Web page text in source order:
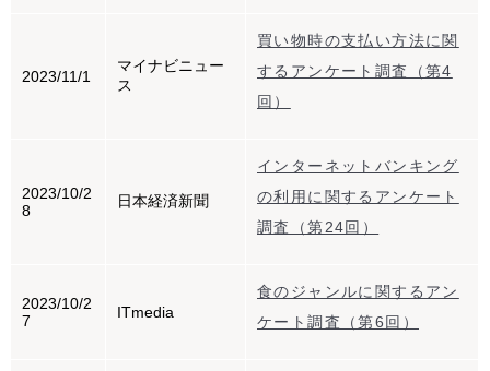
2023/11/1
マイナビニュー
ス
買い物時の支払い方法に関
するアンケート調査（第4
回）
2023/10/2
8
日本経済新聞
インターネットバンキング
の利用に関するアンケート
調査（第24回）
2023/10/2
7
ITmedia
食のジャンルに関するアン
ケート調査（第6回）